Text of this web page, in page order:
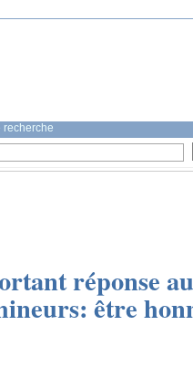
recherche
réponse
être